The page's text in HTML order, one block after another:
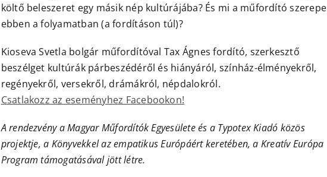
költő beleszeret egy másik nép kultúrájába? És mi a műfordító szerepe
ebben a folyamatban (a fordításon túl)?
Kioseva Svetla bolgár műfordítóval Tax Ágnes fordító, szerkesztő
beszélget kultúrák párbeszédéről és hiányáról, színház-élményekről,
regényekről, versekről, drámákról, népdalokról.
Csatlakozz az eseményhez Facebookon!
A rendezvény a Magyar Műfordítók Egyesülete és a Typotex Kiadó közös
projektje, a Könyvekkel az empatikus Európáért keretében, a Kreatív Európa
Program támogatásával jött létre.